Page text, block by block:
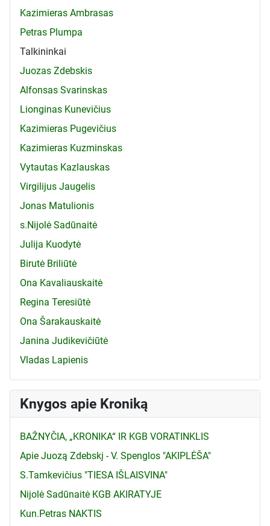
Kazimieras Ambrasas
Petras Plumpa
Talkininkai
Juozas Zdebskis
Alfonsas Svarinskas
Lionginas Kunevičius
Kazimieras Pugevičius
Kazimieras Kuzminskas
Vytautas Kazlauskas
Virgilijus Jaugelis
Jonas Matulionis
s.Nijolė Sadūnaitė
Julija Kuodytė
Birutė Briliūtė
Ona Kavaliauskaitė
Regina Teresiūtė
Ona Šarakauskaitė
Janina Judikevičiūtė
Vladas Lapienis
Knygos apie Kroniką
BAŽNYČIA, „KRONIKA“ IR KGB VORATINKLIS
Apie Juozą Zdebskį - V. Spenglos "AKIPLĖŠA"
S.Tamkevičius "TIESA IŠLAISVINA"
Nijolė Sadūnaitė KGB AKIRATYJE
Kun.Petras NAKTIS